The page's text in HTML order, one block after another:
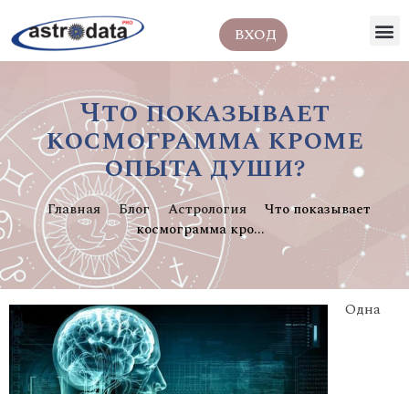
ВХОД
Что показывает
космограмма кроме
опыта души?
Главная Блог Астрология
Что показывает
космограмма кро...
Одна